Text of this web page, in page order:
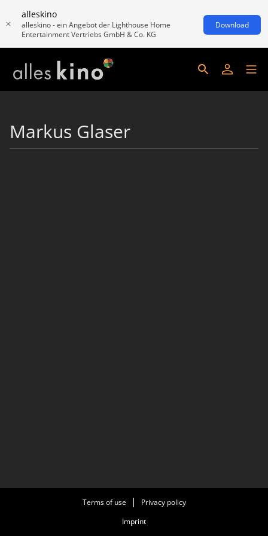
alleskino
alleskino - ein Angebot der Lighthouse Home
Entertainment Vertriebs GmbH & Co. KG
Download
Markus Glaser
Terms of use
Privacy policy
Imprint